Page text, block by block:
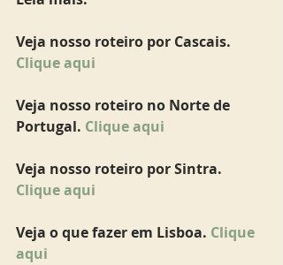
Veja nosso roteiro por Cascais.
Clique aqui
Veja nosso roteiro no Norte de
Portugal. Clique aqui
Veja nosso roteiro por Sintra.
Clique aqui
Veja o que fazer em Lisboa. Clique
aqui